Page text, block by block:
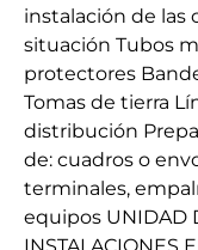
instalación de las
situación Tubos
protectores
Tomas de tierra
distribución
de: cuadros o
terminales,
equipos UNIDAD